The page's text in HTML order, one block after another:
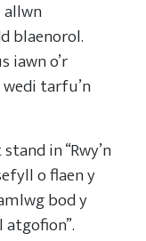
allwn
blaenorol.
iawn o’r
tarfu’n
in “Rwy’n
o flaen y
bod y